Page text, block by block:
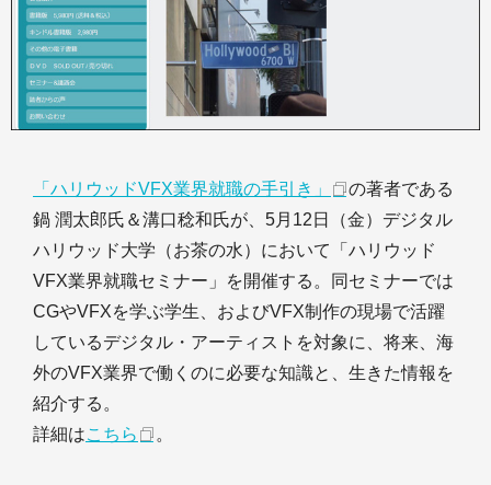
「ハリウッドVFX業界就職の手引き」
の著者である
鍋 潤太郎氏＆溝口稔和氏が、5月12日（金）デジタル
ハリウッド大学（お茶の水）において「ハリウッド
VFX業界就職セミナー」を開催する。同セミナーでは
CGやVFXを学ぶ学生、およびVFX制作の現場で活躍
しているデジタル・アーティストを対象に、将来、海
外のVFX業界で働くのに必要な知識と、生きた情報を
紹介する。
詳細はこちら 。